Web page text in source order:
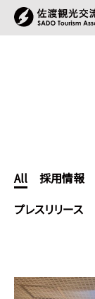
All 採用情報
プレスリリース